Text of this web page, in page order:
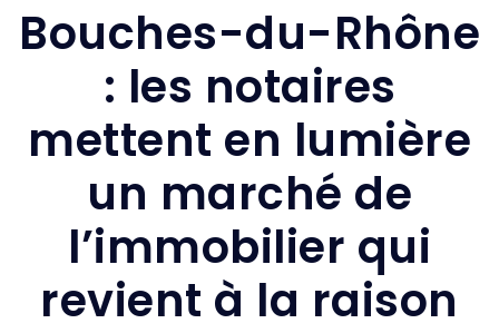
Bouches-du-Rhône
: les notaires
mettent en lumière
un marché de
l’immobilier qui
revient à la raison